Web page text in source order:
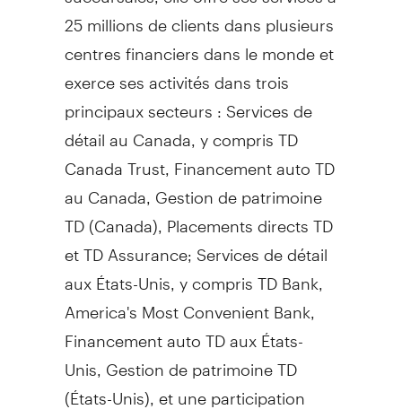
25 millions de clients dans plusieurs
centres financiers dans le monde et
exerce ses activités dans trois
principaux secteurs : Services de
détail au Canada , y compris TD
Canada Trust, Financement auto TD
au Canada Gestion depatrimoine
TD (Canada), Placements directs TD
et TD Assurance; Services de détail
aux États-Unis, y compris TD Bank,
America's Most Convenient Bank,
Financement auto TD aux États-
Unis, Gestion depatrimoine TD
(États-Unis), et une participation